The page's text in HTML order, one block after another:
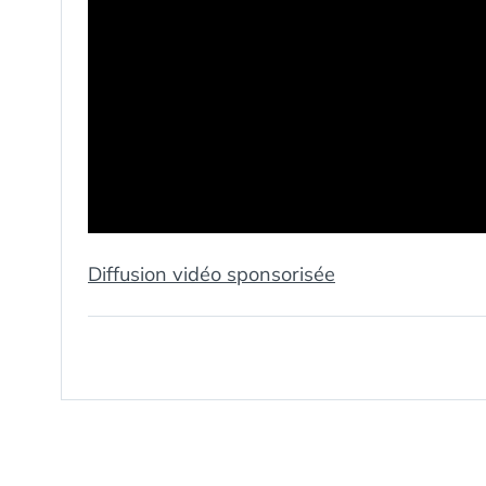
Diffusion vidéo sponsorisée